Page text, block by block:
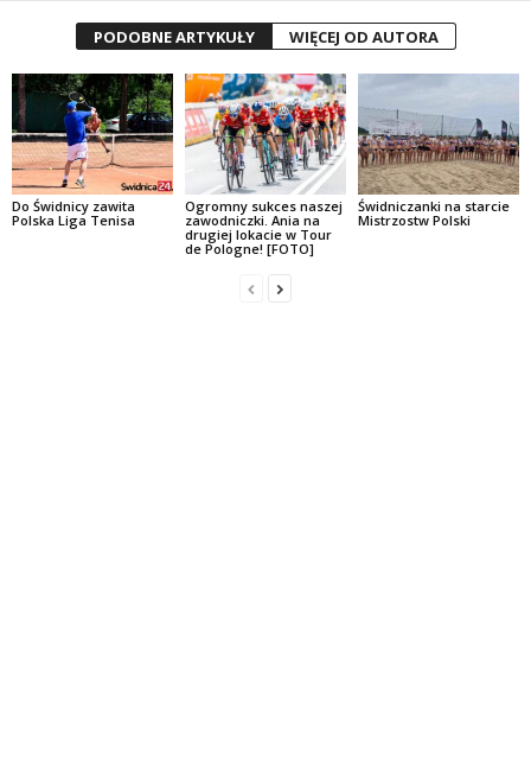
PODOBNE ARTYKUŁY WIĘCEJ OD AUTORA
Do Świdnicy zawita
Polska Liga Tenisa
Ogromny sukces naszej
zawodniczki. Ania na
drugiej lokacie w Tour
de Pologne! [FOTO]
Świdniczanki na starcie
Mistrzostw Polski